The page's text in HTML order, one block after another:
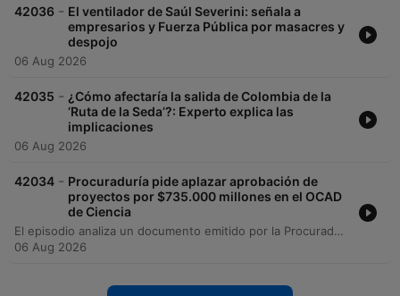
42036 - El ventilador de Saúl Severini: señala a
empresarios y Fuerza Pública por masacres y
despojo
06 Aug 2026
42035 - ¿Cómo afectaría la salida de Colombia de la
‘Ruta de la Seda’?: Experto explica las
implicaciones
06 Aug 2026
42034 - Procuraduría pide aplazar aprobación de
proyectos por $735.000 millones en el OCAD
de Ciencia
El episodio analiza un documento emitido por la Procuraduría, firmado por el procurador delegado José Darío Castro, mediante el cual se solicita el aplazamiento de decisiones en la sesión 74 del OCAD de Ciencia, Tecnología e Innovación. La solicitud busca que se reconsideren las decisiones sobre la inversión de 900 mil millones de pesos provenientes del Sistema General de Regalías. La intervención de la Procuraduría pone énfasis en la necesidad de revisar con detenimiento las garantías de transparencia y la adecuada valoración del impacto de estos proyectos regionales. El debate se centra en la preocupación por la gestión de estos recursos masivos en un momento crítico del cierre del actual gobierno.
06 Aug 2026